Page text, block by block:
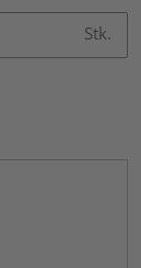
Stk.